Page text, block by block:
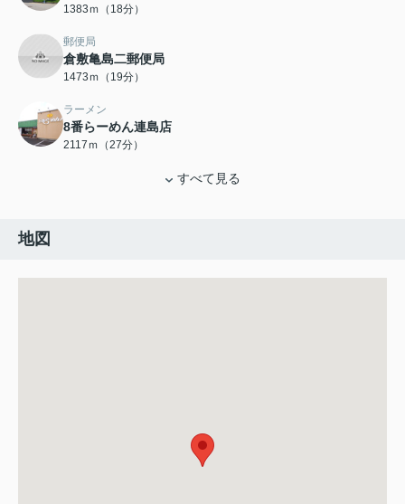
1383ｍ（18分）
郵便局
倉敷亀島二郵便局
1473ｍ（19分）
ラーメン
8番らーめん連島店
2117ｍ（27分）
すべて見る
地図